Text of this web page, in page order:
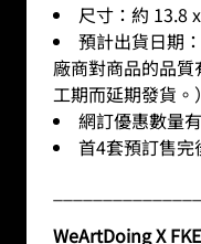
尺寸：約 13.8
預計出貨日期
廠商對商品的品
工期而延期發貨。）
網訂優惠數量
首4套預訂售
WeArtDoing X